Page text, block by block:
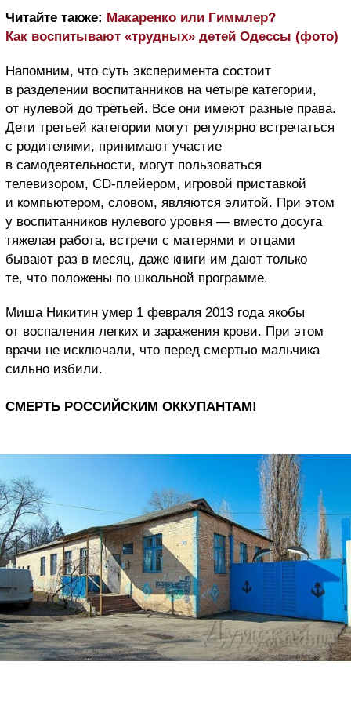
Читайте также: Макаренко или Гиммлер?
Как воспитывают «трудных» детей Одессы (фото)
Напомним, что суть эксперимента состоит
в разделении воспитанников на четыре категории,
от нулевой до третьей. Все они имеют разные права.
Дети третьей категории могут регулярно встречаться
с родителями, принимают участие
в самодеятельности, могут пользоваться
телевизором, CD-плейером, игровой приставкой
и компьютером, словом, являются элитой. При этом
у воспитанников нулевого уровня — вместо досуга
тяжелая работа, встречи с матерями и отцами
бывают раз в месяц, даже книги им дают только
те, что положены по школьной программе.
Миша Никитин умер 1 февраля 2013 года якобы
от воспаления легких и заражения крови. При этом
врачи не исключали, что перед смертью мальчика
сильно избили.
СМЕРТЬ РОССИЙСКИМ ОККУПАНТАМ!